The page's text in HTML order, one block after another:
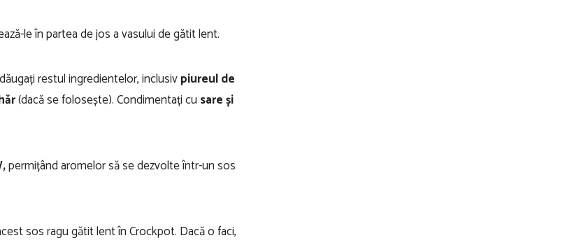
le în partea de jos a vasului de gătit lent.
restul ingredientelor, inclusivpiureul de
(dacă se folosește). Condimentați cu sare și
permițând aromelor să se dezvolte într-un sos
sos ragu gătit lent în Crockpot. Dacă o faci,